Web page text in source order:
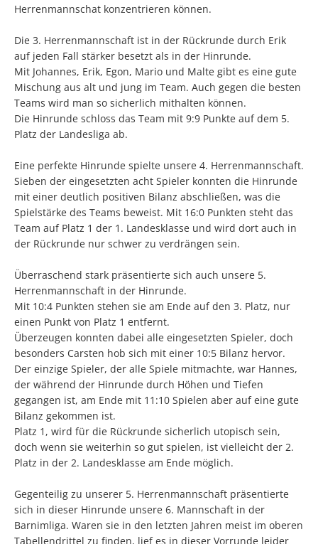
Herrenmannschat konzentrieren können.
Die 3. Herrenmannschaft ist in der Rückrunde durch Erik
auf jeden Fall stärker besetzt als in der Hinrunde.
Mit Johannes, Erik, Egon, Mario und Malte gibt es eine gute
Mischung aus alt und jung im Team. Auch gegen die besten
Teams wird man so sicherlich mithalten können.
Die Hinrunde schloss das Team mit 9:9 Punkte auf dem 5.
Platz der Landesliga ab.
Eine perfekte Hinrunde spielte unsere 4. Herrenmannschaft.
Sieben der eingesetzten acht Spieler konnten die Hinrunde
mit einer deutlich positiven Bilanz abschließen, was die
Spielstärke des Teams beweist. Mit 16:0 Punkten steht das
Team auf Platz 1 der 1. Landesklasse und wird dort auch in
der Rückrunde nur schwer zu verdrängen sein.
Überraschend stark präsentierte sich auch unsere 5.
Herrenmannschaft in der Hinrunde.
Mit 10:4 Punkten stehen sie am Ende auf den 3. Platz, nur
einen Punkt von Platz 1 entfernt.
Überzeugen konnten dabei alle eingesetzten Spieler, doch
besonders Carsten hob sich mit einer 10:5 Bilanz hervor.
Der einzige Spieler, der alle Spiele mitmachte, war Hannes,
der während der Hinrunde durch Höhen und Tiefen
gegangen ist, am Ende mit 11:10 Spielen aber auf eine gute
Bilanz gekommen ist.
Platz 1, wird für die Rückrunde sicherlich utopisch sein,
doch wenn sie weiterhin so gut spielen, ist vielleicht der 2.
Platz in der 2. Landesklasse am Ende möglich.
Gegenteilig zu unserer 5. Herrenmannschaft präsentierte
sich in dieser Hinrunde unsere 6. Mannschaft in der
Barnimliga. Waren sie in den letzten Jahren meist im oberen
Tabellendrittel zu finden, lief es in dieser Vorrunde leider